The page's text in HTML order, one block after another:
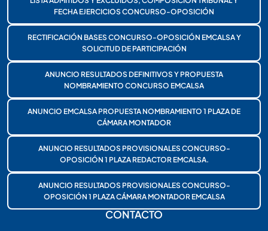
FECHA EJERCICIOS CONCURSO-OPOSICIÓN
RECTIFICACIÓN BASES CONCURSO-OPOSICIÓN EMCALSA Y
SOLICITUD DE PARTICIPACIÓN
ANUNCIO RESULTADOS DEFINITIVOS Y PROPUESTA
NOMBRAMIENTO CONCURSO EMCALSA
ANUNCIO EMCALSA PROPUESTA NOMBRAMIENTO 1 PLAZA DE
CÁMARA MONTADOR
ANUNCIO RESULTADOS PROVISIONALES CONCURSO-
OPOSICIÓN 1 PLAZA REDACTOR EMCALSA.
ANUNCIO RESULTADOS PROVISIONALES CONCURSO-
OPOSICIÓN 1 PLAZA CÁMARA MONTADOR EMCALSA
CONTACTO